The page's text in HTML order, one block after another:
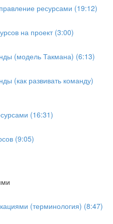
ресурсами (19:12)
на проект (3:00)
(модель Такмана) (6:13)
(как развивать команду)
(16:31)
(9:05)
(терминология) (8:47)